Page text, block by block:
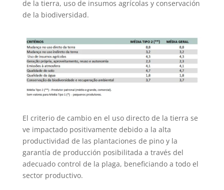
de la tierra, uso de insumos agrícolas y conservación
de la biodiversidad.
El criterio de cambio en el uso directo de la tierra se
ve impactado positivamente debido a la alta
productividad de las plantaciones de pino y la
garantía de producción posibilitada a través del
adecuado control de la plaga, beneficiando a todo el
sector productivo.